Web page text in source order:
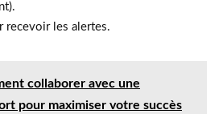
recevoir les alertes.
collaborer avec une
pour maximiser votre succès